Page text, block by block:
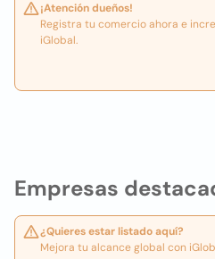
Empresas
¿Quieres estar listado aquí?
Mejora tu alcance global con
¡Atención dueños!
Registra tu comercio ahora e
iGlobal.